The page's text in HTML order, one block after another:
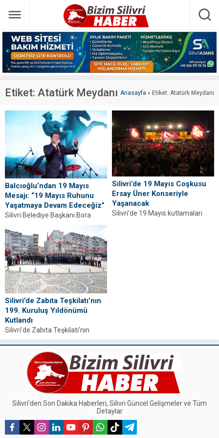
Etiket: Atatürk Meydanı Anasayfa » Etiket: Atatürk Meydanı
Balcıoğlu’ndan 19 Mayıs
Mesajı: “19 Mayıs Ruhunu
Yaşatmaya Devam Edeceğiz”
Silivri Belediye Başkanı Bora
Balcıoğlu, 19 Mayıs mesajında
birlik ve Cumhuriyet vurgusu
yaptı, vatandaşları etkinliklere...
Silivri’de 19 Mayıs Coşkusu
Ersay Üner Konseriyle
Yaşanacak
Silivri’de 19 Mayıs kutlamaları
Silivri’de Zabıta Teşkilatı’nın
199. Kuruluş Yıldönümü
Kutlandı
Silivri’de Zabıta Teşkilatı’nın
199’uncu kuruluş yıl dönümü ve
Meydanı’nda düzenlenen törenle
kutlandı....
Silivri’den Son Dakika Haberleri, Silivri Güncel Gelişmeler ve Tüm
Detaylar